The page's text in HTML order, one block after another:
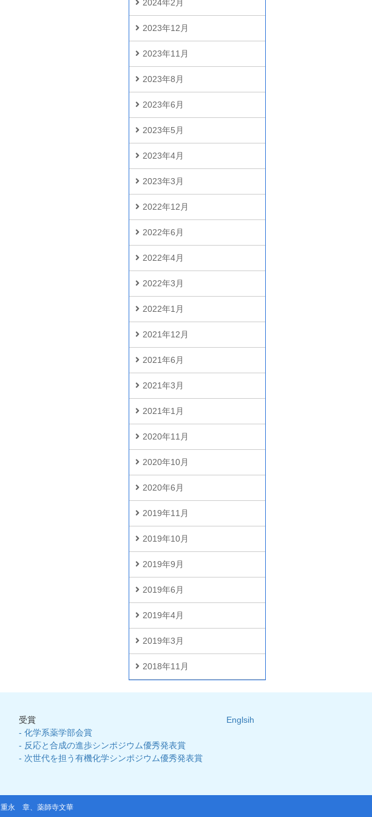
2024年2月
2023年12月
2023年11月
2023年8月
2023年6月
2023年5月
2023年4月
2023年3月
2022年12月
2022年6月
2022年4月
2022年3月
2022年1月
2021年12月
2021年6月
2021年3月
2021年1月
2020年11月
2020年10月
2020年6月
2019年11月
2019年10月
2019年9月
2019年6月
2019年4月
2019年3月
2018年11月
受賞
- 化学系薬学部会賞
- 反応と合成の進歩シンポジウム優秀発表賞
- 次世代を担う有機化学シンポジウム優秀発表賞
Englsih
重永 章、 薬師寺文華